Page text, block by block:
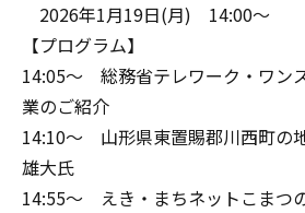
2026年1月19日(月) 14:00～
【プログラム】
14:05～ 総務省テレワーク・ワン
業のご紹介
14:10～ 山形県東置賜郡川西町の
雄大氏
14:55～ えき・まちネットこまつ